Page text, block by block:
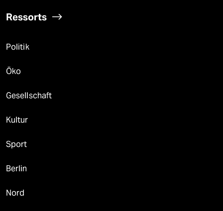
Ressorts
Politik
Öko
Gesellschaft
Kultur
Sport
Berlin
Nord